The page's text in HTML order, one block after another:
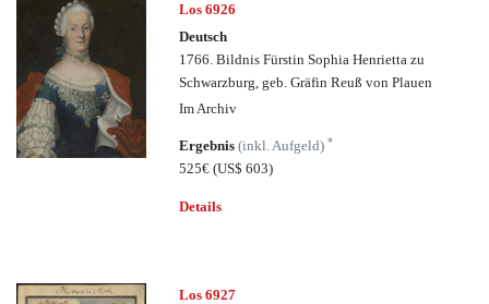
Los 6926
Deutsch
1766. Bildnis Fürstin Sophia Henrietta zu
Schwarzburg, geb. Gräfin Reuß von Plauen
Im Archiv
Ergebnis(inkl. Aufgeld)*
525€(US$ 603)
Details
Los 6927